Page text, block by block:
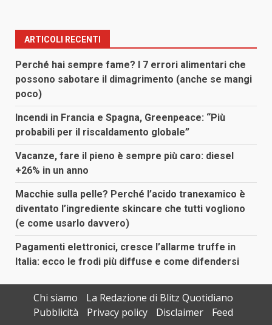
ARTICOLI RECENTI
Perché hai sempre fame? I 7 errori alimentari che
possono sabotare il dimagrimento (anche se mangi
poco)
Incendi in Francia e Spagna, Greenpeace: “Più
probabili per il riscaldamento globale”
Vacanze, fare il pieno è sempre più caro: diesel
+26% in un anno
Macchie sulla pelle? Perché l’acido tranexamico è
diventato l’ingrediente skincare che tutti vogliono
(e come usarlo davvero)
Pagamenti elettronici, cresce l’allarme truffe in
Italia: ecco le frodi più diffuse e come difendersi
Chi siamo
La Redazione di Blitz Quotidiano
Pubblicità
Privacy policy Disclaimer Feed